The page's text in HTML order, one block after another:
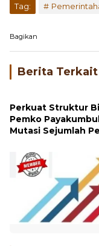
Tag:
Bagikan
Berita Terkait
Perkuat Struktur
Pemko
Mutasi Sejumlah